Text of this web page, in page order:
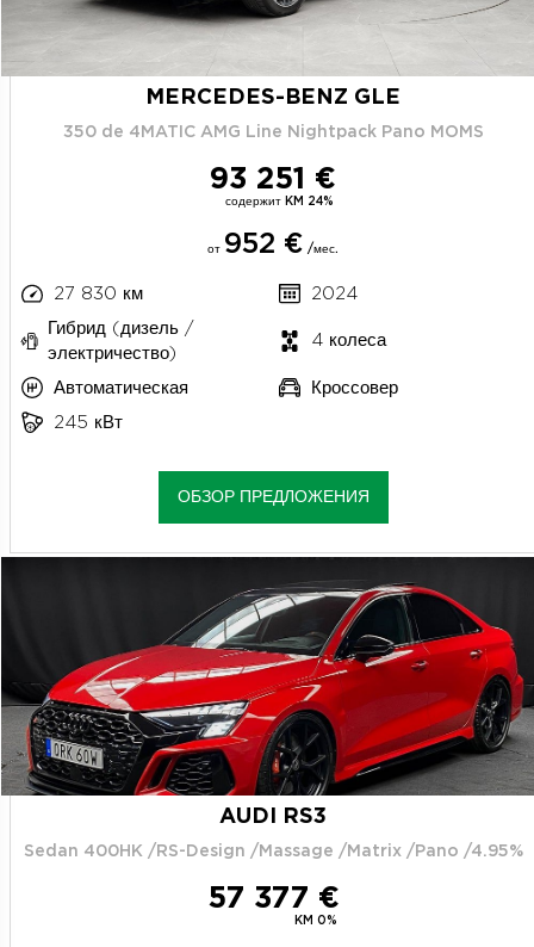
MERCEDES-BENZ GLE
350 de 4MATIC AMG Line Nightpack Pano MOMS
93 251 €
содержит KM 24%
от 952 € /мес.
27 830 км
2024
Гибрид (дизель /
электричество)
4 колеса
Автоматическая
Кроссовер
245 кВт
ОБЗОР ПРЕДЛОЖЕНИЯ
AUDI RS3
Sedan 400HK /RS-Design /Massage /Matrix /Pano /4.95%
57 377 €
KM 0%